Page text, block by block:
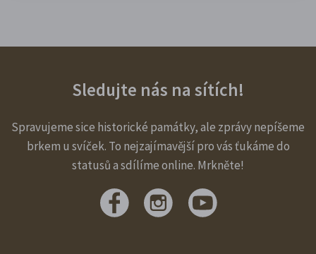
Sledujte nás na sítích!
Spravujeme sice historické památky, ale zprávy nepíšeme
brkem u svíček. To nejzajímavější pro vás ťukáme do
statusů a sdílíme online. Mrkněte!